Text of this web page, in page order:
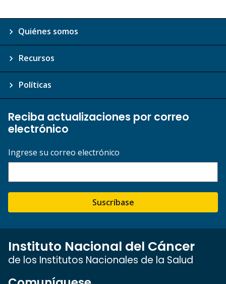
Quiénes somos
Recursos
Políticas
Reciba actualizaciones por correo
electrónico
Ingrese su correo electrónico
Suscríbase
Instituto Nacional del Cáncer
de los Institutos Nacionales de la Salud